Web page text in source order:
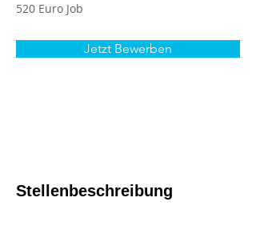
520 Euro Job
Jetzt Bewerben
Stellenbeschreibung